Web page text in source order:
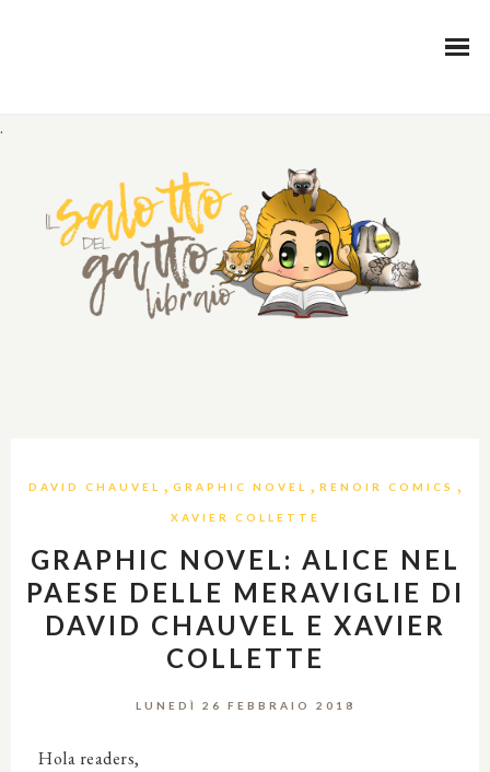
.
DAVID CHAUVEL , GRAPHIC NOVEL , RENOIR COMICS ,
XAVIER COLLETTE
GRAPHIC NOVEL: ALICE NEL
PAESE DELLE MERAVIGLIE DI
DAVID CHAUVEL E XAVIER
COLLETTE
LUNEDÌ 26 FEBBRAIO 2018
Hola readers,